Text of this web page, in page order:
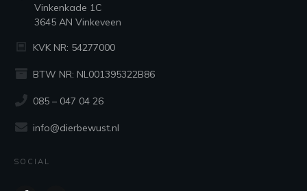
Vinkenkade 1C
3645 AN Vinkeveen
KVK NR: 54277000
BTW NR: NL001395322B86
085 – 047 04 26
info@dierbewust.nl
SOCIAL